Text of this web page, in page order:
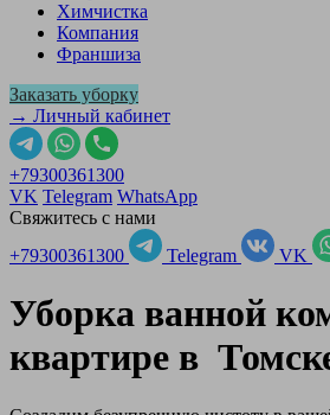
Химчистка
Компания
Франшиза
Заказать уборку
→ Личный кабинет
+79300361300
VK Telegram WhatsApp
Свяжитесь с нами
+79300361300
Telegram VK
Уборка ванной
квартире в